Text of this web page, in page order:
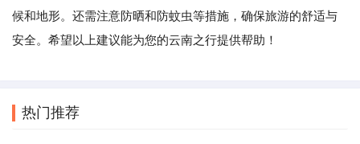
候和地形。还需注意防晒和防蚊虫等措施，确保旅游的舒适与
安全。希望以上建议能为您的云南之行提供帮助！
热门推荐